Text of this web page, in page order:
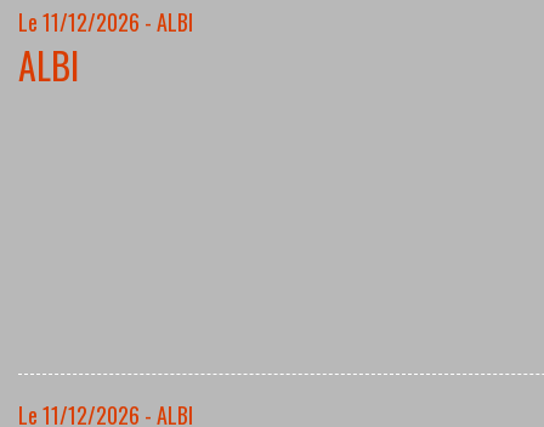
Le 11/12/2026 - ALBI
ALBI
Le 11/12/2026 - ALBI